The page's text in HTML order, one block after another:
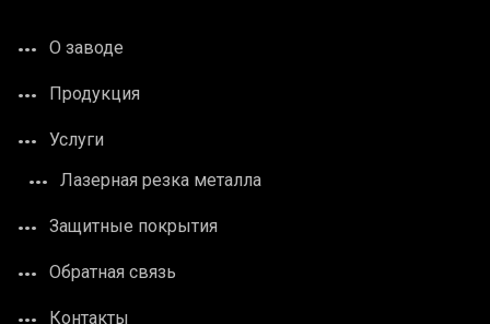
О заводе
Продукция
Услуги
Лазерная резка металла
Защитные покрытия
Обратная связь
Контакты